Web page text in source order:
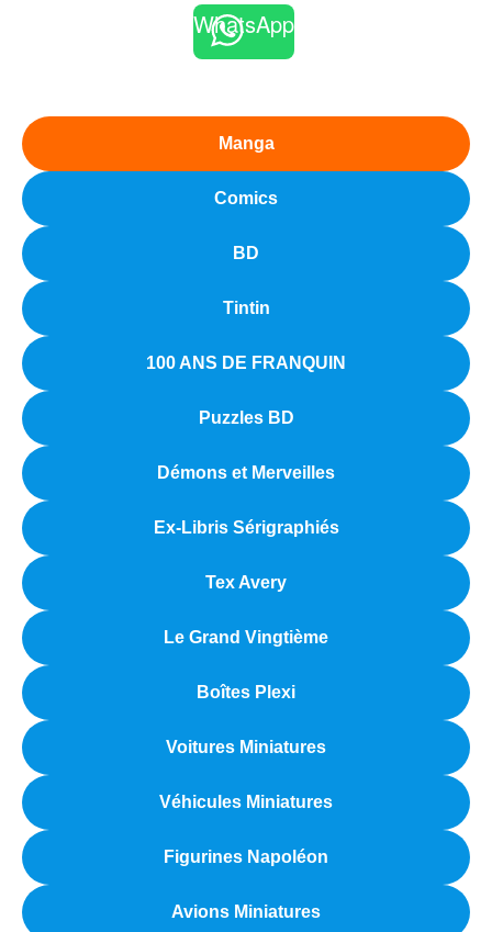
WhatsApp
Manga
Comics
BD
Tintin
100 ANS DE FRANQUIN
Puzzles BD
Démons et Merveilles
Ex-Libris Sérigraphiés
Tex Avery
Le Grand Vingtième
Boîtes Plexi
Voitures Miniatures
Véhicules Miniatures
Figurines Napoléon
Avions Miniatures